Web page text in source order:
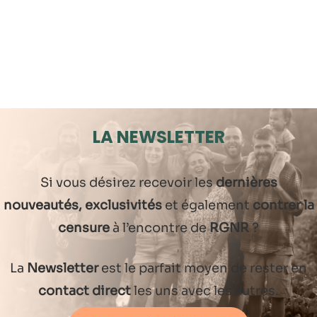
LA NEWSLETTER
Si vous désirez recevoir lesdernières
nouveautés, exclusivitéset également contrer la
censureà l’encontre deRGNR?
La Newsletterest le parfait moyen de rester en
contact directles uns avec les autres.